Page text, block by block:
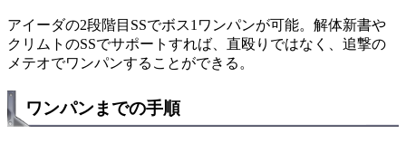
アイーダの2段階目SSでボス1ワンパンが可能。解体新書や
クリムトのSSでサポートすれば、直殴りではなく、追撃の
メテオでワンパンすることができる。
ワンパンまでの手順